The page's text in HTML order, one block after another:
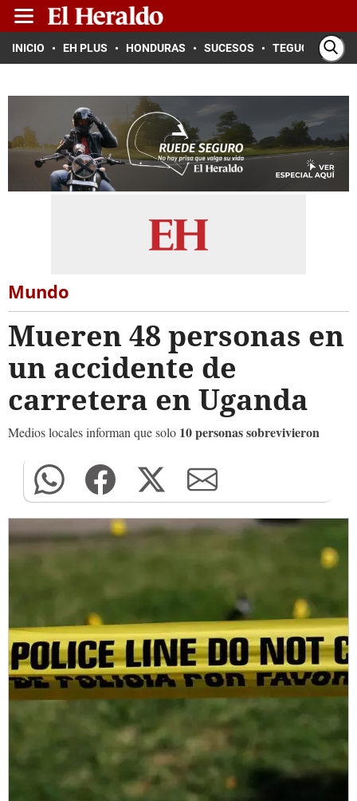
INICIO EH PLUS HONDURAS SUCESOS TEGUCIGALPA
Mundo
Mueren 48 personas en
un accidente de
carretera en Uganda
Medios locales informan que solo 10 personas sobrevivieron